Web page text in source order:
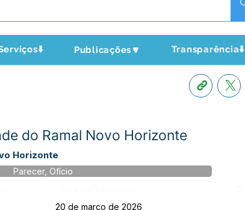
Publicações🔽 Transparência⬇️
do Ramal Novo Horizonte
Horizonte
Parecer, Ofício
20 de março de 2026